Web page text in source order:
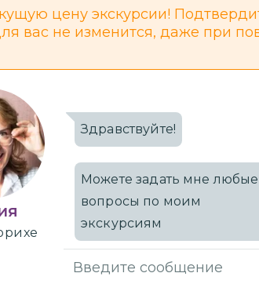
цену экскурсии!
вас не изменится, даже при
Здравствуйте!
Можете задать мне любые
вопросы по моим
экскурсиям